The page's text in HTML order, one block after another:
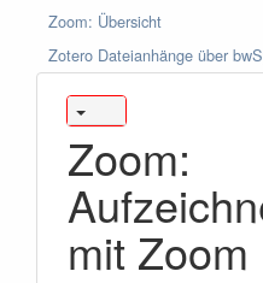
Zoom: Übersicht
Zotero Dateianhänge über
Zoom:
mit Zoom